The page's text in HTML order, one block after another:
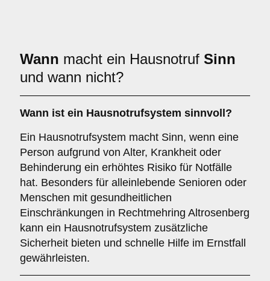
Wann macht ein Hausnotruf Sinn
und wann nicht?
Wann ist ein Hausnotrufsystem sinnvoll?
Ein Hausnotrufsystem macht Sinn, wenn eine
Person aufgrund von Alter, Krankheit oder
Behinderung ein erhöhtes Risiko für Notfälle
hat. Besonders für alleinlebende Senioren oder
Menschen mit gesundheitlichen
Einschränkungen in Rechtmehring Altrosenberg
kann ein Hausnotrufsystem zusätzliche
Sicherheit bieten und schnelle Hilfe im Ernstfall
gewährleisten.